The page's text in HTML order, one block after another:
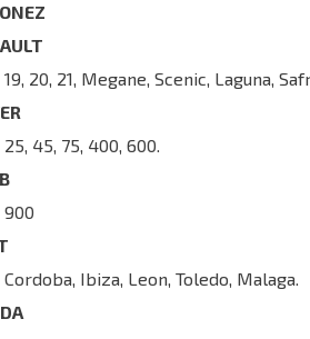
19, 20, 21, Megane, Scenic, Laguna,
25, 45, 75, 400, 600.
900
Cordoba, Ibiza, Leon, Toledo, Malaga.